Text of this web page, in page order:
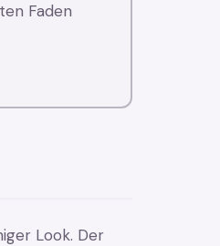
Faden
Look. Der